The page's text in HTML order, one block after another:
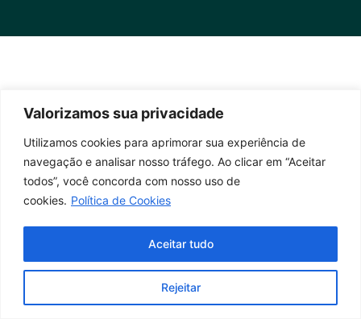
Valorizamos sua privacidade
Utilizamos cookies para aprimorar sua experiência de
navegação e analisar nosso tráfego. Ao clicar em “Aceitar
todos”, você concorda com nosso uso de
cookies. Política de Cookies
Rejeitar
Aceitar tudo